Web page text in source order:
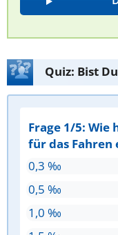
Quiz: Bist
Frage 1/5: Wie
für das Fahren
0,3 ‰
0,5 ‰
1,0 ‰